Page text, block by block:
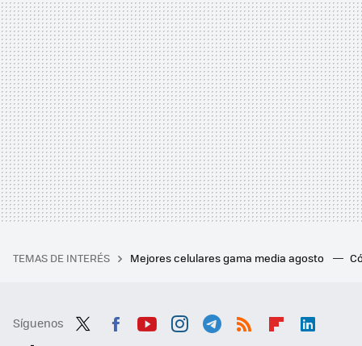
TEMAS DE INTERÉS Mejores celulares gama media agosto
Síguenos